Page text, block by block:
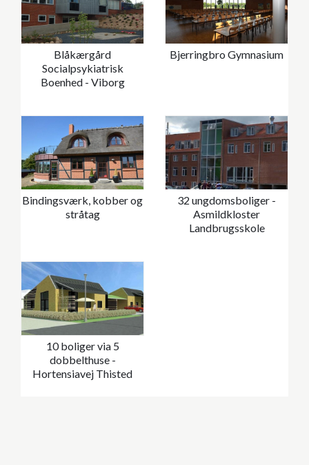
Blåkærgård
Socialpsykiatrisk
Boenhed - Viborg
Bjerringbro Gymnasium
Bindingsværk, kobber og
stråtag
32 ungdomsboliger -
Asmildkloster
Landbrugsskole
10 boliger via 5
dobbelthuse -
Hortensiavej Thisted